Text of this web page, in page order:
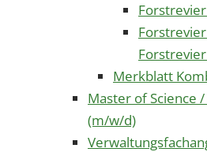
Merkblatt
Master of Science
(m/w/d)